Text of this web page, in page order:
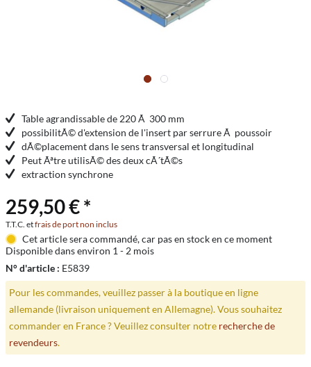
Table agrandissable de 220 Ã 300 mm
possibilitÃ© d'extension de l'insert par serrure Ã poussoir
dÃ©placement dans le sens transversal et longitudinal
Peut Ãªtre utilisÃ© des deux cÃ´tÃ©s
extraction synchrone
259,50 € *
T.T.C. etfrais de port non inclus
Cet article sera commandé, car pas en stock en ce moment
Disponible dans environ 1 - 2 mois
N° d'article : E5839
Pour les commandes, veuillez passer à la boutique en ligne
allemande (livraison uniquement en Allemagne). Vous souhaitez
commander en France ? Veuillez consulter notre recherche de
revendeurs.